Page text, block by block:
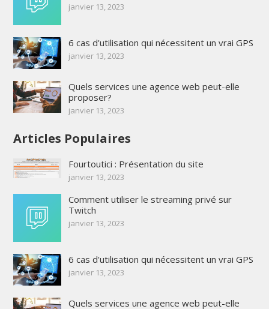
janvier 13, 2023
6 cas d'utilisation qui nécessitent un vrai GPS
janvier 13, 2023
Quels services une agence web peut-elle
proposer?
janvier 13, 2023
Articles Populaires
Fourtoutici : Présentation du site
janvier 13, 2023
Comment utiliser le streaming privé sur
Twitch
janvier 13, 2023
6 cas d'utilisation qui nécessitent un vrai GPS
janvier 13, 2023
Quels services une agence web peut-elle